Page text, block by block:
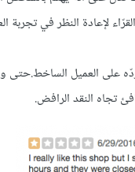
لإعادة النظر في
على العميل الساخط.حتى
تجاه النقد الرافض.